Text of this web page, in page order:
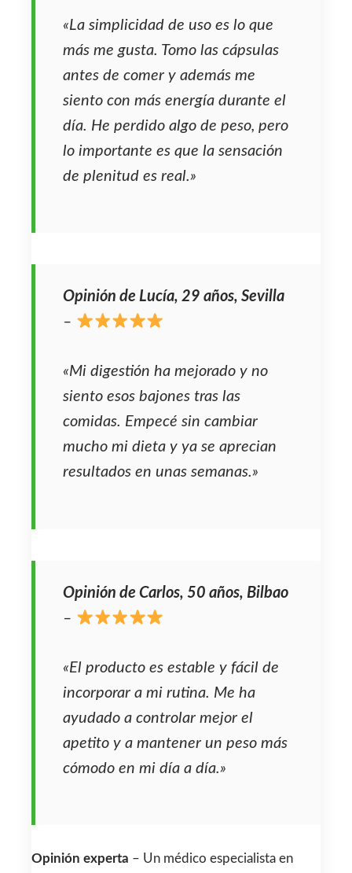
«La simplicidad de uso es lo que
más me gusta. Tomo las cápsulas
antes de comer y además me
siento con más energía durante el
día. He perdido algo de peso, pero
lo importante es que la sensación
de plenitud es real.»
Opinión de Lucía, 29 años, Sevilla
–
«Mi digestión ha mejorado y no
siento esos bajones tras las
comidas. Empecé sin cambiar
mucho mi dieta y ya se aprecian
resultados en unas semanas.»
Opinión de Carlos, 50 años, Bilbao
–
«El producto es estable y fácil de
incorporar a mi rutina. Me ha
ayudado a controlar mejor el
apetito y a mantener un peso más
cómodo en mi día a día.»
Opinión experta – Un médico especialista en